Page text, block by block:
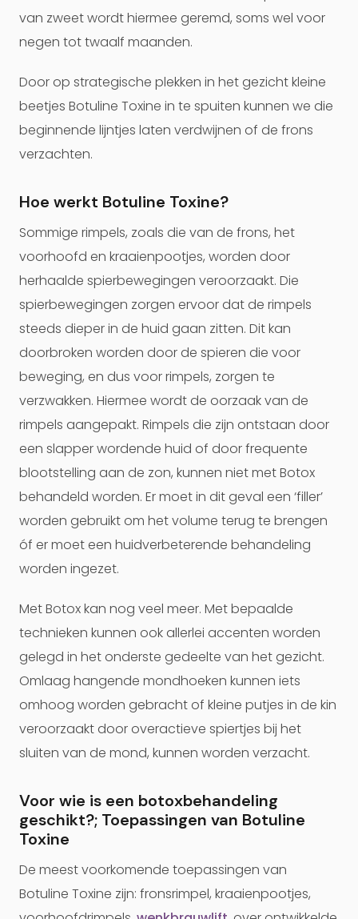
van zweet wordt hiermee geremd, soms wel voor
negen tot twaalf maanden.
Door op strategische plekken in het gezicht kleine
beetjes Botuline Toxine in te spuiten kunnen we die
beginnende lijntjes laten verdwijnen of de frons
verzachten.
Hoe werkt Botuline Toxine?
Sommige rimpels, zoals die van de frons, het
voorhoofd en kraaienpootjes, worden door
herhaalde spierbewegingen veroorzaakt. Die
spierbewegingen zorgen ervoor dat de rimpels
steeds dieper in de huid gaan zitten. Dit kan
doorbroken worden door de spieren die voor
beweging, en dus voor rimpels, zorgen te
verzwakken. Hiermee wordt de oorzaak van de
rimpels aangepakt. Rimpels die zijn ontstaan door
een slapper wordende huid of door frequente
blootstelling aan de zon, kunnen niet met Botox
behandeld worden. Er moet in dit geval een ‘filler’
worden gebruikt om het volume terug te brengen
óf er moet een huidverbeterende behandeling
worden ingezet.
Met Botox kan nog veel meer. Met bepaalde
technieken kunnen ook allerlei accenten worden
gelegd in het onderste gedeelte van het gezicht.
Omlaag hangende mondhoeken kunnen iets
omhoog worden gebracht of kleine putjes in de kin
veroorzaakt door overactieve spiertjes bij het
sluiten van de mond, kunnen worden verzacht.
Voor wie is een botoxbehandeling
geschikt?; Toepassingen van Botuline
Toxine
De meest voorkomende toepassingen van
Botuline Toxine zijn: fronsrimpel, kraaienpootjes,